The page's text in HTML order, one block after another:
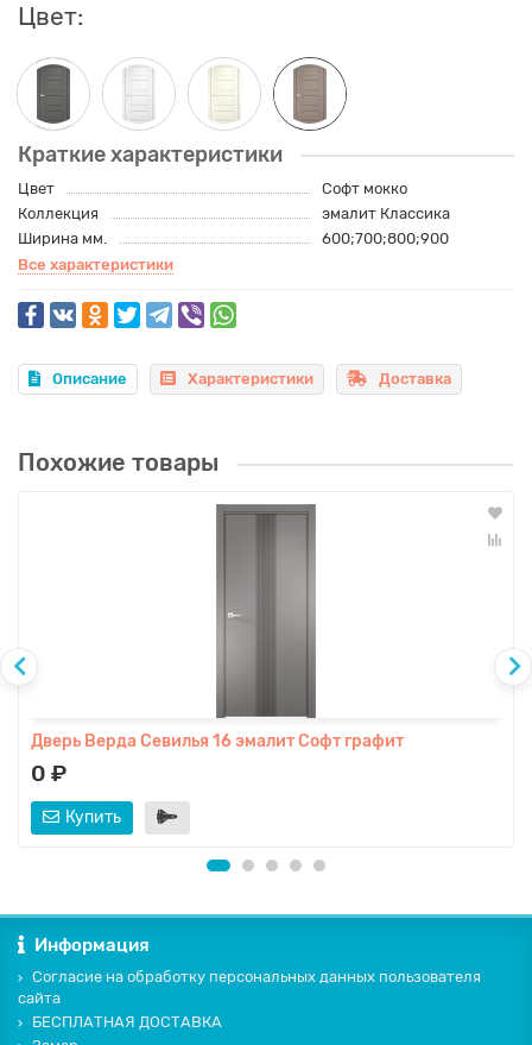
Цвет:
Краткие характеристики
Цвет
Софт мокко
Коллекция
эмалит Классика
Ширина мм.
600;700;800;900
Все характеристики
Описание Характеристики Доставка
Похожие товары
Дверь Верда Севилья 16 эмалит Софт графит
0 ₽
Купить
Информация
Согласие на обработку персональных данных пользователя
сайта
БЕСПЛАТНАЯ ДОСТАВКА